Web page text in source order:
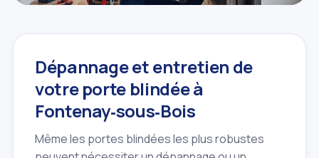
Dépannage et entretien de
votre porte blindée à
Fontenay‑sous‑Bois
Même les portes blindées les plus robustes